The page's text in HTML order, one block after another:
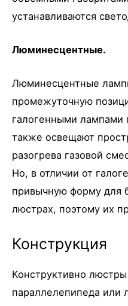
устанавливаются
Люминесцентные.
Люминесцентные
промежуточную
галогенными лампами
также освещают
разогрева газовой
Но, в отличии от
привычную форму для
люстрах, поэтому их
Конструкция
Конструктивно
параллелепипеда или